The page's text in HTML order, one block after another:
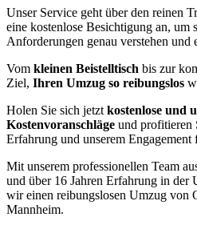
Unser Service geht über den reinen
eine kostenlose Besichtigung an, um
Anforderungen genau verstehen und
Vom kleinen Beistelltisch bis zur
Ziel, Ihren Umzug so reibungslos
Holen Sie sich jetzt kostenlose und
Kostenvoranschläge und profitieren
Erfahrung und unserem Engagement
Mit unserem professionellen Team
und über 16 Jahren Erfahrung in der
wir einen reibungslosen Umzug von
Mannheim.